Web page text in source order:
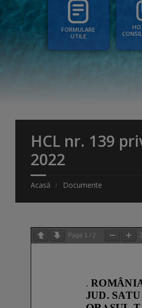
FORMULARE
UTILE
HCL nr. 139
2022
Acasă Documente
Page 1 / 2